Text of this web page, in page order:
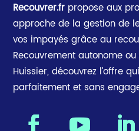
Recouvrer.fr propose aux
approche de la gestion de
vos impayés grâce au
Recouvrement autonome
Huissier, découvrez l’offre
parfaitement et sans